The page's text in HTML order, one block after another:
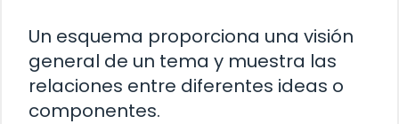
Un esquema proporciona una visión
general de un tema y muestra las
relaciones entre diferentes ideas o
componentes.